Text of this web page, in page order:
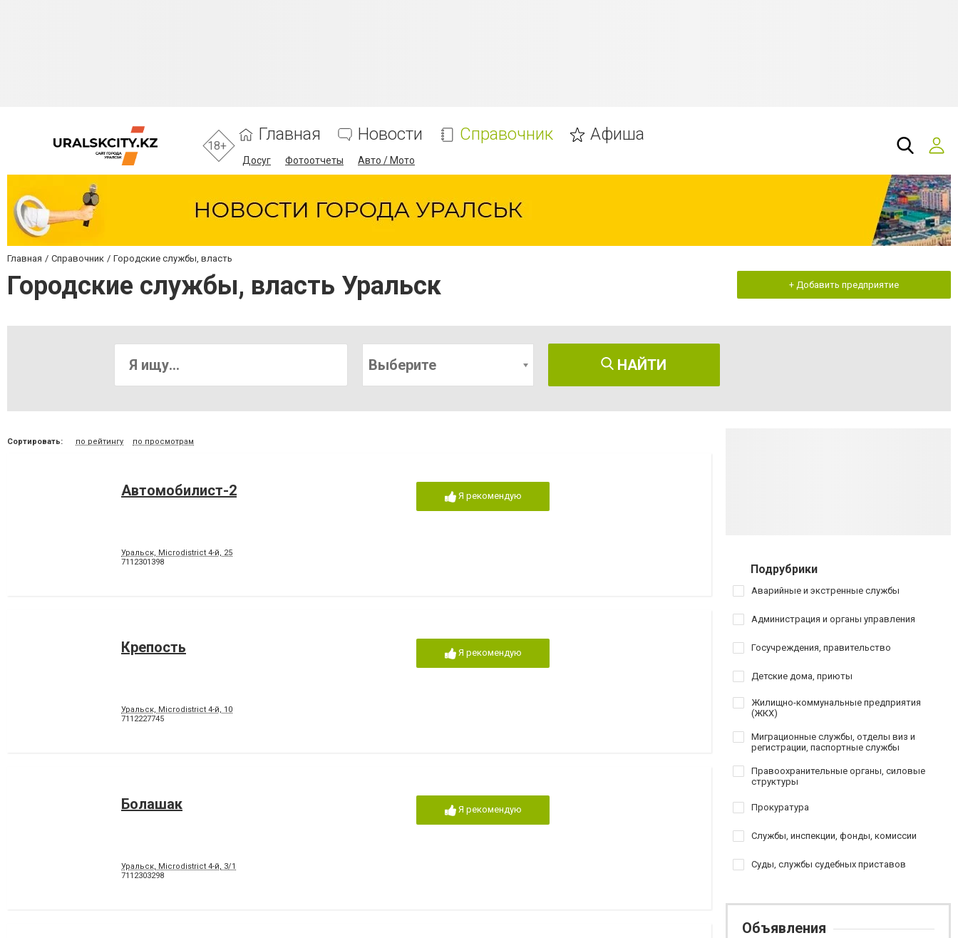
18+
Главная Новости Справочник Афиша
Досуг Фотоотчеты Авто / Мото
Главная Справочник Городские службы, власть
Городские службы, власть Уральск + Добавить предприятие
Выберите НАЙТИ
Сортировать: по рейтингу по просмотрам
Автомобилист-2
Уральск, Microdistrict 4-й, 25
7112301398
Я рекомендую
Крепость
Уральск, Microdistrict 4-й, 10
7112227745
Я рекомендую
Болашак
Уральск, Microdistrict 4-й, 3/1
7112303298
Я рекомендую
Подрубрики
Аварийные и экстренные службы
Администрация и органы управления
Госучреждения, правительство
Детские дома, приюты
Жилищно-коммунальные предприятия
(ЖКХ)
Миграционные службы, отделы виз и
регистрации, паспортные службы
Правоохранительные органы, силовые
структуры
Прокуратура
Службы, инспекции, фонды, комиссии
Суды, службы судебных приставов
Объявления